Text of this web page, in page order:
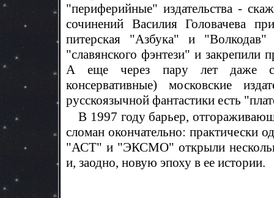
"периферийные" издательства -
сочинений Василия Головачева
питерская "Азбука" и
"славянского фэнтези" и закрепили
А еще через пару лет даже
консервативные) московские
русскоязычной фантастики есть
В 1997 году барьер,
сломан окончательно: практически
"АСТ" и "ЭКСМО" открыли
и, заодно, новую эпоху в ее истории.